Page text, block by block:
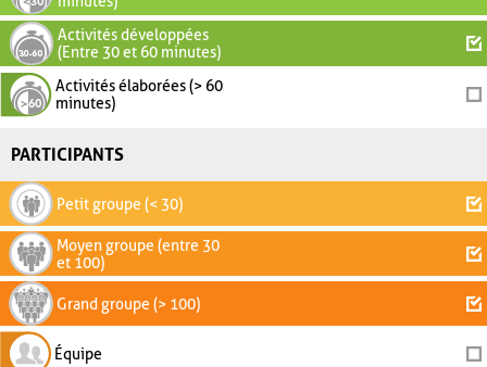
Activités développées
(Entre 30 et 60 minutes)
Activités élaborées (> 60
minutes)
PARTICIPANTS
Petit groupe (< 30)
Moyen groupe (entre 30
et 100)
Grand groupe (> 100)
Équipe